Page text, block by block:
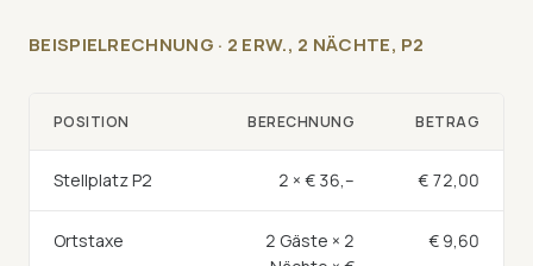
BEISPIELRECHNUNG · 2 ERW., 2 NÄCHTE, P2
POSITION BERECHNUNG BETRAG
Stellplatz P2 2 × € 36,– € 72,00
Ortstaxe
2 Gäste × 2
€ 9,60